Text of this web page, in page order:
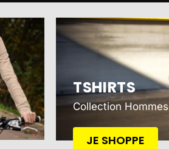
TSHIRTS
Collection Hommes
JE SHOPPE